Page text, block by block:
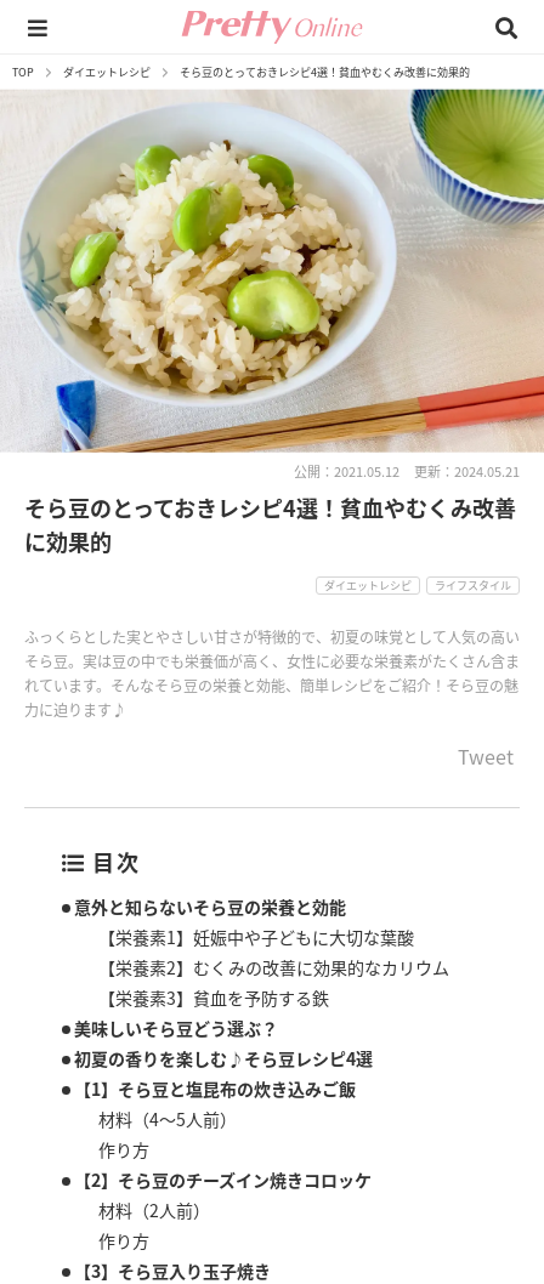
TOP ダイエットレシピ そら豆のとっておきレシピ4選！貧血やむくみ改善に効果的
公開：2021.05.12 更新：2024.05.21
そら豆のとっておきレシピ4選！貧血やむくみ改善
に効果的
ダイエットレシピ ライフスタイル
ふっくらとした実とやさしい甘さが特徴的で、初夏の味覚として人気の高い
そら豆。実は豆の中でも栄養価が高く、女性に必要な栄養素がたくさん含ま
れています。そんなそら豆の栄養と効能、簡単レシピをご紹介！そら豆の魅
力に迫ります♪
Tweet
目次
意外と知らないそら豆の栄養と効能
【栄養素1】妊娠中や子どもに大切な葉酸
【栄養素2】むくみの改善に効果的なカリウム
【栄養素3】貧血を予防する鉄
美味しいそら豆どう選ぶ？
初夏の香りを楽しむ♪そら豆レシピ4選
【1】そら豆と塩昆布の炊き込みご飯
材料（4～5人前）
作り方
【2】そら豆のチーズイン焼きコロッケ
材料（2人前）
作り方
【3】そら豆入り玉子焼き